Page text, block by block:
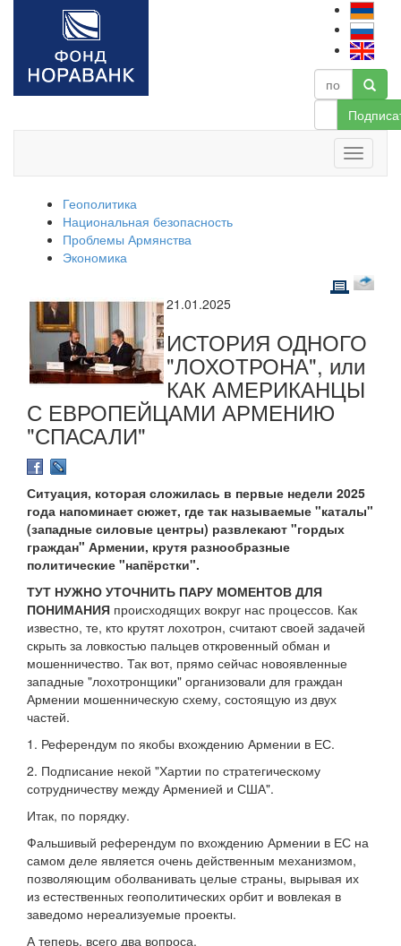
Геополитика
Национальная безопасность
Проблемы Армянства
Экономика
21.01.2025
ИСТОРИЯ ОДНОГО
"ЛОХОТРОНА", или
КАК АМЕРИКАНЦЫ
С ЕВРОПЕЙЦАМИ АРМЕНИЮ
"СПАСАЛИ"
Ситуация, которая сложилась в первые недели 2025
года напоминает сюжет, где так называемые "каталы"
(западные силовые центры) развлекают "гордых
граждан" Армении, крутя разнообразные
политические "напёрстки".
ТУТ НУЖНО УТОЧНИТЬ ПАРУ МОМЕНТОВ ДЛЯ
ПОНИМАНИЯ происходящих вокруг нас процессов. Как
известно, те, кто крутят лохотрон, считают своей задачей
скрыть за ловкостью пальцев откровенный обман и
мошенничество. Так вот, прямо сейчас новоявленные
западные "лохотронщики" организовали для граждан
Армении мошенническую схему, состоящую из двух
частей.
1. Референдум по якобы вхождению Армении в ЕС.
2. Подписание некой "Хартии по стратегическому
сотрудничеству между Арменией и США".
Итак, по порядку.
Фальшивый референдум по вхождению Армении в ЕС на
самом деле является очень действенным механизмом,
позволяющим оболванивать целые страны, вырывая их
из естественных геополитических орбит и вовлекая в
заведомо нереализуемые проекты.
А теперь, всего два вопроса.